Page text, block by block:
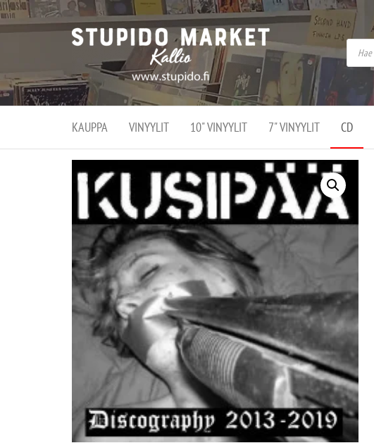
Stupido
Market –
verkossa
ja
kivijalassa
Stupido Market on
vaihtoehtomusaan
erikoistunut
verkko- sekä
kivijalkakauppa
Helsingissä
Kallion
KAUPPA VINYYLIT 10" VINYYLIT 7" VINYYLIT CD